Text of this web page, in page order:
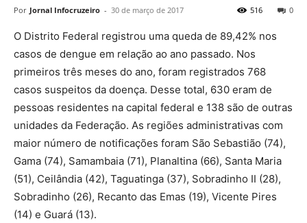
Por Jornal Infocruzeiro - 30 de março de 2017 0
516
O Distrito Federal registrou uma queda de 89,42% nos
casos de dengue em relação ao ano passado. Nos
primeiros três meses do ano, foram registrados 768
casos suspeitos da doença. Desse total, 630 eram de
pessoas residentes na capital federal e 138 são de outras
unidades da Federação. As regiões administrativas com
maior número de notificações foram São Sebastião (74),
Gama (74), Samambaia (71), Planaltina (66), Santa Maria
(51), Ceilândia (42), Taguatinga (37), Sobradinho II (28),
Sobradinho (26), Recanto das Emas (19), Vicente Pires
(14) e Guará (13).